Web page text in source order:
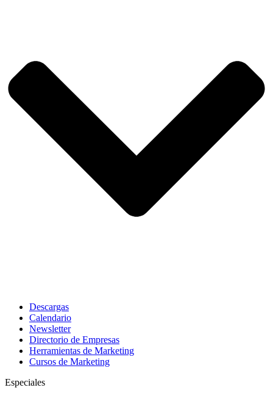
Descargas
Calendario
Newsletter
Directorio de Empresas
Herramientas de Marketing
Cursos de Marketing
Especiales